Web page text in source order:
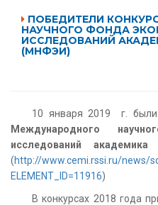
ПОБЕДИТЕЛИ
НАУЧНОГО ФОНДА
ИССЛЕДОВАНИЙ
(МНФЭИ)
10 января 2019 г.
Международного
исследований
(http://www.cemi.rssi.ru/news/
ELEMENT_ID=11916)
В конкурсах 2018 года